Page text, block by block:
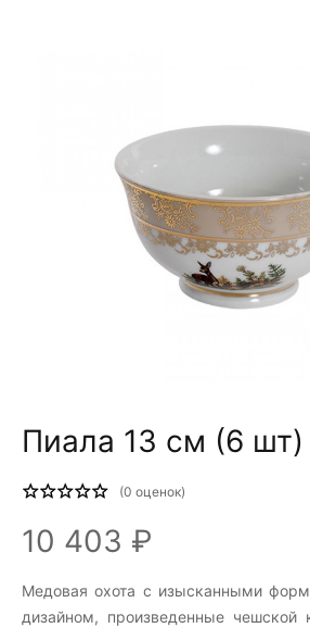
Пиала 13 см (6 шт)
(0 оценок)
10 403 ₽
Медовая охота c изысканными
дизайном, произведенные чешской